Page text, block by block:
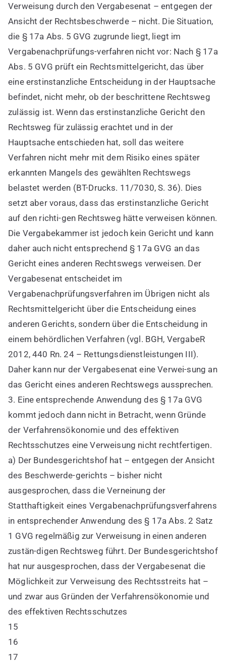
Verweisung durch den Vergabesenat – entgegen der
Ansicht der Rechtsbeschwerde – nicht. Die Situation,
die § 17a Abs. 5 GVG zugrunde liegt, liegt im
Vergabenachprüfungs-verfahren nicht vor: Nach § 17a
Abs. 5 GVG prüft ein Rechtsmittelgericht, das über
eine erstinstanzliche Entscheidung in der Hauptsache
befindet, nicht mehr, ob der beschrittene Rechtsweg
zulässig ist. Wenn das erstinstanzliche Gericht den
Rechtsweg für zulässig erachtet und in der
Hauptsache entschieden hat, soll das weitere
Verfahren nicht mehr mit dem Risiko eines später
erkannten Mangels des gewählten Rechtswegs
belastet werden (BT-Drucks. 11/7030, S. 36). Dies
setzt aber voraus, dass das erstinstanzliche Gericht
auf den richti-gen Rechtsweg hätte verweisen können.
Die Vergabekammer ist jedoch kein Gericht und kann
daher auch nicht entsprechend § 17a GVG an das
Gericht eines anderen Rechtswegs verweisen. Der
Vergabesenat entscheidet im
Vergabenachprüfungsverfahren im Übrigen nicht als
Rechtsmittelgericht über die Entscheidung eines
anderen Gerichts, sondern über die Entscheidung in
einem behördlichen Verfahren (vgl. BGH, VergabeR
2012, 440 Rn. 24 – Rettungsdienstleistungen III).
Daher kann nur der Vergabesenat eine Verwei-sung an
das Gericht eines anderen Rechtswegs aussprechen.
3. Eine entsprechende Anwendung des § 17a GVG
kommt jedoch dann nicht in Betracht, wenn Gründe
der Verfahrensökonomie und des effektiven
Rechtsschutzes eine Verweisung nicht rechtfertigen.
a) Der Bundesgerichtshof hat – entgegen der Ansicht
des Beschwerde-gerichts – bisher nicht
ausgesprochen, dass die Verneinung der
Statthaftigkeit eines Vergabenachprüfungsverfahrens
in entsprechender Anwendung des § 17a Abs. 2 Satz
1 GVG regelmäßig zur Verweisung in einen anderen
zustän-digen Rechtsweg führt. Der Bundesgerichtshof
hat nur ausgesprochen, dass der Vergabesenat die
Möglichkeit zur Verweisung des Rechtsstreits hat –
und zwar aus Gründen der Verfahrensökonomie und
des effektiven Rechtsschutzes
15
16
17